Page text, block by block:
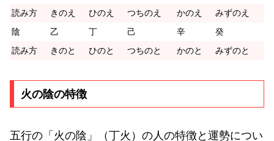
読み方
きのえ ひのえ つちのえ かのえ
みずのえ
陰
乙 丁 己 辛
癸
読み方
きのと ひのと つちのと かのと みずのと
火の陰の特徴
五行の「火の陰」（丁火）の人の特徴と運勢につい